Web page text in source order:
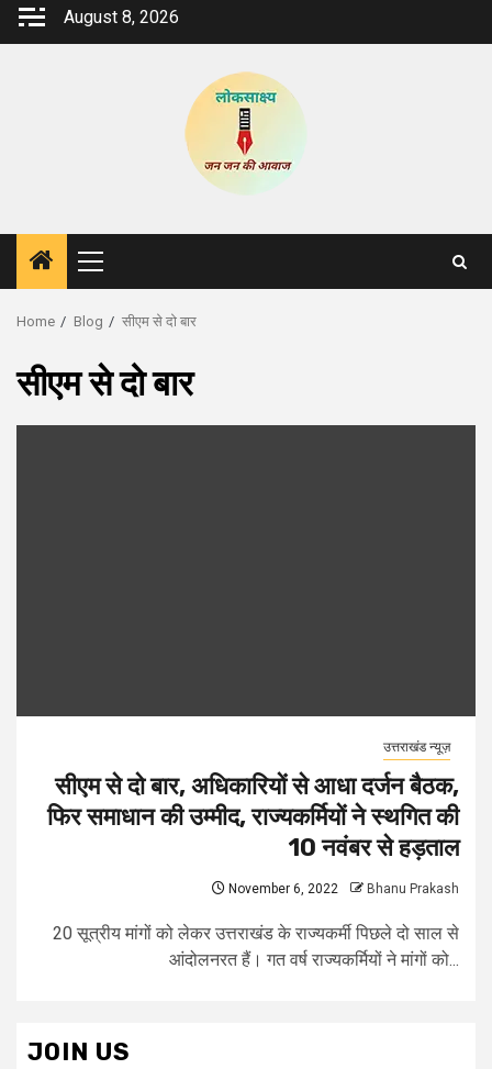
Skip
August 8, 2026
Primary
Menu
Home Blog सीएम से दो बार
सीएम से दो बार
उत्तराखंड न्यूज़
सीएम से दो बार, अधिकारियों से आधा दर्जन बैठक,
फिर समाधान की उम्मीद, राज्यकर्मियों ने स्थगित की
10 नवंबर से हड़ताल
November 6, 2022 Bhanu Prakash
20 सूत्रीय मांगों को लेकर उत्तराखंड के राज्यकर्मी पिछले दो साल से
आंदोलनरत हैं। गत वर्ष राज्यकर्मियों ने मांगों को...
JOIN US